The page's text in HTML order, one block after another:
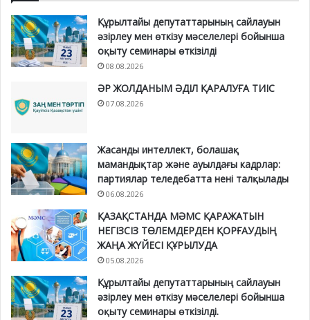
Құрылтайы депутаттарының сайлауын
әзірлеу мен өткізу мәселелері бойынша
оқыту семинары өткізілді
08.08.2026
ӘР ЖОЛДАНЫМ ӘДІЛ ҚАРАЛУҒА ТИІС
07.08.2026
Жасанды интеллект, болашақ
мамандықтар және ауылдағы кадрлар:
партиялар теледебатта нені талқылады
06.08.2026
ҚАЗАҚСТАНДА МӘМС ҚАРАЖАТЫН
НЕГІЗСІЗ ТӨЛЕМДЕРДЕН ҚОРҒАУДЫҢ
ЖАҢА ЖҮЙЕСІ ҚҰРЫЛУДА
05.08.2026
Құрылтайы депутаттарының сайлауын
әзірлеу мен өткізу мәселелері бойынша
оқыту семинары өткізілді.